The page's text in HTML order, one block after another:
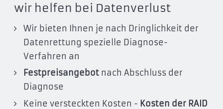
wir helfen bei Datenverlust
Wir bieten Ihnen je nach Dringlichkeit der
Datenrettung spezielle Diagnose-
Verfahren an
Festpreisangebotnach Abschluss der
Diagnose
Keine versteckten Kosten - Kosten der RAID